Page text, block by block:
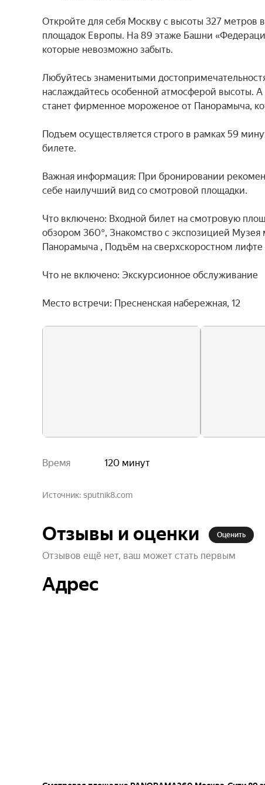
Откройте для себя Москву с высоты 327
площадок Европы. На 89 этаже Башни
которые невозможно забыть.
Любуйтесь знаменитыми
наслаждайтесь особенной атмосферой
станет фирменное мороженое от Панорамыча,
Подъем осуществляется строго в рамках 59
билете.
Важная информация: При бронировании
себе наилучший вид со смотровой площадки.
Что включено: Входной билет на смотровую
обзором 360°, Знакомство с экспозицией
Панорамыча , Подъём на сверхскоростном
Что не включено: Экскурсионное обслуживание
Место встречи: Пресненская набережная, 12
Время 120 минут
Источник sputnik8.com
Отзывы и оценки Оценить
Отзывов ещё нет, ваш может стать первым
Адрес